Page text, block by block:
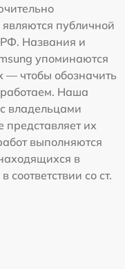
публичной
РФ. Названия и
упоминаются
— чтобы обозначить
Наша
владельцами
их
выполняются
в
со ст.